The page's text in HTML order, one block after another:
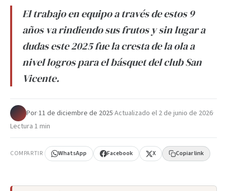
El trabajo en equipo a través de estos 9
años va rindiendo sus frutos y sin lugar a
dudas este 2025 fue la cresta de la ola a
nivel logros para el básquet del club San
Vicente.
Por·11 de diciembre de 2025·Actualizado el 2 de junio de 2026·
Lectura 1 min
COMPARTIR WhatsApp Facebook X Copiar link